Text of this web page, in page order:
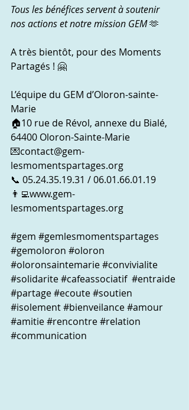
Tous les bénéfices servent à soutenir
nos actions et notre mission GEM 🫶
A très bientôt, pour des Moments
Partagés ! 🤗
L’équipe du GEM d’Oloron-sainte-
Marie
🏠10 rue de Révol, annexe du Bialé,
64400 Oloron-Sainte-Marie
💌contact@gem-
lesmomentspartages.org
📞 05.24.35.19.31 / 06.01.66.01.19
👨‍💻www.gem-
lesmomentspartages.org
#gem #gemlesmomentspartages
#gemoloron #oloron
#oloronsaintemarie#convivialite
#solidarite#cafeassociatif #entraide
#partage#ecoute#soutien
#isolement#bienveilance#amour
#amitie#rencontre#relation
#communication